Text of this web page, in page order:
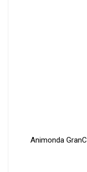
Animonda